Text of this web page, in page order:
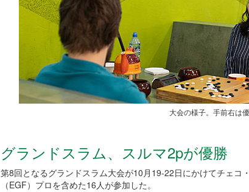
大会の様子。手前右は
グランドスラム、スルマ2pが優勝
第8回となるグランドスラム大会が10月19-22日にかけてチェコ
（EGF）プロを含めた16人が参加した。